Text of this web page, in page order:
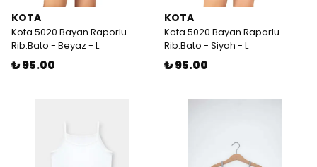
KOTA
Kota 5020 Bayan Raporlu
Rib.Bato - Beyaz - L
₺ 95.00
KOTA
Kota 5020 Bayan Raporlu
Rib.Bato - Siyah - L
₺ 95.00